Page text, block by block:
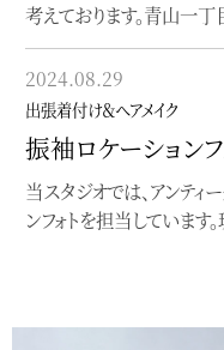
考えております。青山一
2024.08.29
出張着付け＆ヘアメイク
振袖ロケーションフ
当スタジオでは、アンティ
ンフォトを担当していま
こちらのお嬢さんは、成
頂きました。すっきりとし
2018.11.28
出張着付け＆ヘアメイク
曽祖母の色打掛で
ひいおばあちゃまの色打
Service